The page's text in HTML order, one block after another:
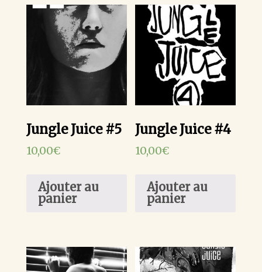
Jungle Juice #5
10,00€
Ajouter au
panier
Jungle Juice #4
10,00€
Ajouter au
panier